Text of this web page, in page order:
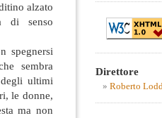
alzato
di senso
spegnersi
sembra
ultimi
le donne,
ma non
Direttore
Roberto